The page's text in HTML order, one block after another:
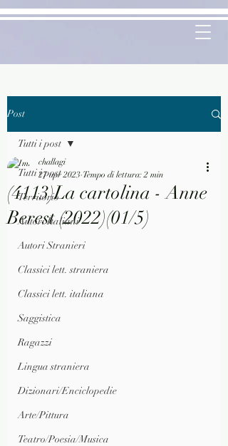
Post
Tutti i post
Territorio
Autori Italiani
Autori Stranieri
Classici lett. straniera
Classici lett. italiana
Saggistica
Ragazzi
Lingua straniera
Dizionari/Enciclopedie
Arte/Pittura
Teatro/Poesia/Musica
Tutti i post
(4113)La cartolina - Anne
Berest (2022)(01/5)
challagi
27 apr 2023 Tempo di lettura: 2 min